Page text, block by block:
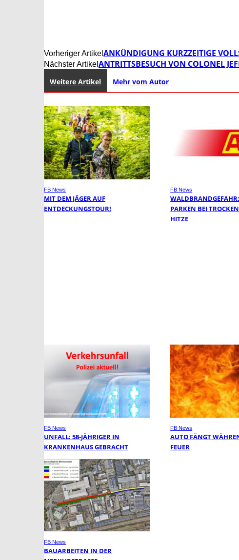
Vorheriger Artikel ANKÜNDIGUNG KURZZEITIGE
Nächster Artikel ANTRITTSBESUCH VON COLONEL
Weitere Artikel Mehr vom Autor
FB News
MIT DEM JÄGER AUF
ENTDECKUNGSTOUR!
FB News
PARKEN BEI
HITZE
FB News
UNFALL: 58-JÄHRIGER IN
KRANKENHAUS GEBRACHT
FB News
AUTO FÄNGT
FEUER
FB News
BAUARBEITEN IN DER